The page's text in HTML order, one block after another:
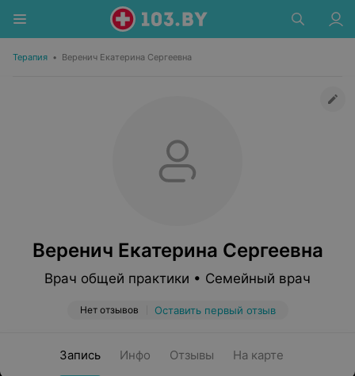
Терапия • Веренич Екатерина Сергеевна
Веренич Екатерина Сергеевна
Врач общей практики • Семейный врач
Нет отзывов Оставить первый отзыв
Запись Инфо Отзывы На карте